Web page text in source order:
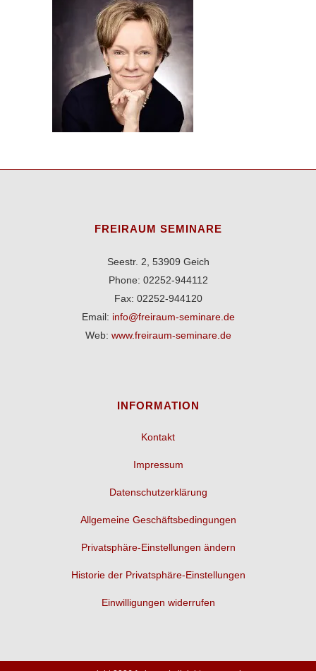
FREIRAUM SEMINARE
Seestr. 2, 53909 Geich
Phone: 02252-944112
Fax: 02252-944120
Email: info@freiraum-seminare.de
Web: www.freiraum-seminare.de
INFORMATION
Kontakt
Impressum
Datenschutzerklärung
Allgemeine Geschäftsbedingungen
Privatsphäre-Einstellungen ändern
Historie der Privatsphäre-Einstellungen
Einwilligungen widerrufen